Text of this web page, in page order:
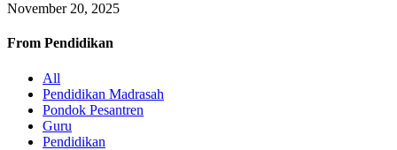
November 20, 2025
From Pendidikan
All
Pendidikan Madrasah
Pondok Pesantren
Guru
Pendidikan